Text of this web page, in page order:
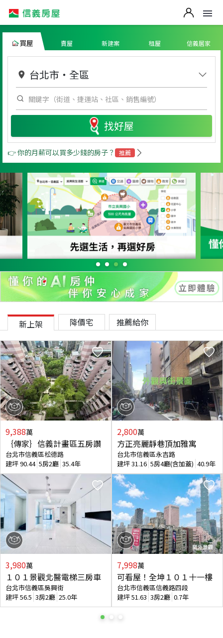
買屋 賣屋 新建案 租屋 信義居家
台北市 ・ 全區
找好屋
👉 你的月薪可以買多少錢的房子？ 推薦
新上架 降價宅 推薦給你
9,388萬
｛傳家｝信義計畫區五房讚
台北市信義區松德路
建坪90.44 5房2廳 35.4年
3,980萬
１０１景觀北醫電梯三房車
台北市信義區吳興街
建坪56.5 3房2廳 25.0年
2,800萬
方正亮麗靜巷頂加雅寓
台北市信義區永吉路
建坪31.16 5房4廳(含加蓋) 40.9年
7,998萬
可看屋！全坤１０１十一樓
台北市信義區信義路四段
建坪51.63 3房2廳 0.7年